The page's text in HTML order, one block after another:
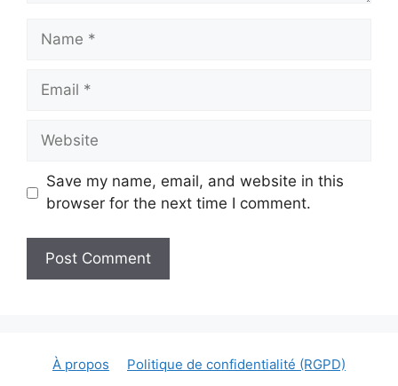
Name
Email
Website
Save my name, email, and website in this
browser for the next time I comment.
À propos
Politique de confidentialité (RGPD)